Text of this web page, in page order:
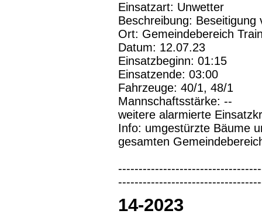
Einsatzart: Unwetter
Beschreibung: Beseitigung
Ort: Gemeindebereich
Datum: 12.07.23
Einsatzbeginn: 01:15
Einsatzende: 03:00
Fahrzeuge: 40/1, 48/1
Mannschaftsstärke: --
weitere alarmierte
Info: umgestürzte Bäume
gesamten
14-2023